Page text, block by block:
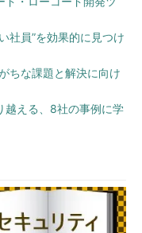
社員”を効果的に見つけ
ちな課題と解決に向け
越える、8社の事例に学